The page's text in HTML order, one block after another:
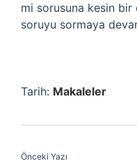
mi sorusuna kesin
soruyu sormaya
Tarih: Makaleler
Önceki Yazı